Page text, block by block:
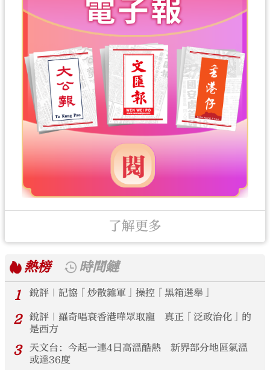
了解更多
熱榜
時間鏈
1
銳評｜記協「炒散雜軍」操控「黑箱選舉」
2
銳評｜羅奇唱衰香港嘩眾取寵 真正「泛政治化」的
是西方
3
天文台：今起一連4日高溫酷熱 新界部分地區氣溫
或達36度